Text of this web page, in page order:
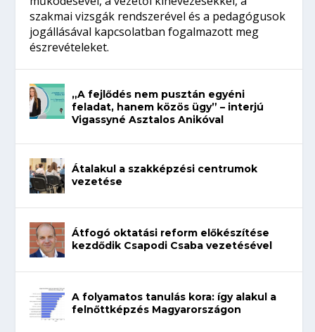
szakmai vizsgák rendszerével és a pedagógusok
jogállásával kapcsolatban fogalmazott meg
észrevételeket.
„A fejlődés nem pusztán egyéni
feladat, hanem közös ügy” – interjú
Vigassyné Asztalos Anikóval
Átalakul a szakképzési centrumok
vezetése
Átfogó oktatási reform előkészítése
kezdődik Csapodi Csaba vezetésével
A folyamatos tanulás kora: így alakul a
felnőttképzés Magyarországon